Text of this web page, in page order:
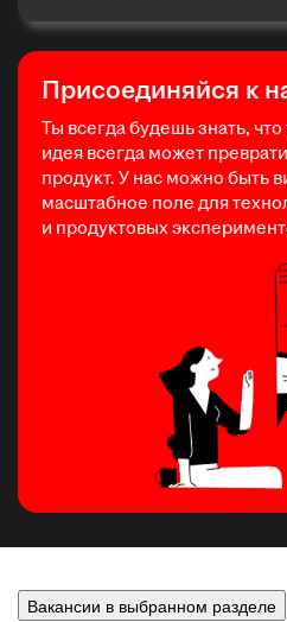
Присоединяйся к
Ты всегда будешь знать,
идея всегда может
продукт. У нас можно быть
масштабное поле для
и продуктовых
Вакансии в выбранном разделе